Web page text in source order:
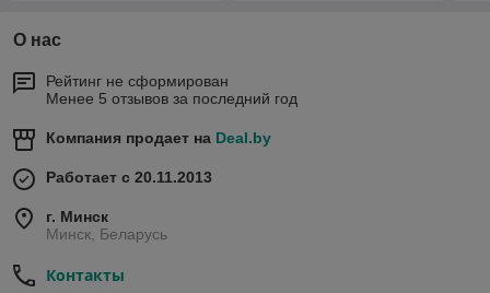
О нас
Рейтинг не сформирован
Менее 5 отзывов за последний год
Компания продает на Deal.by
Работает с 20.11.2013
г. Минск
Минск, Беларусь
Контакты